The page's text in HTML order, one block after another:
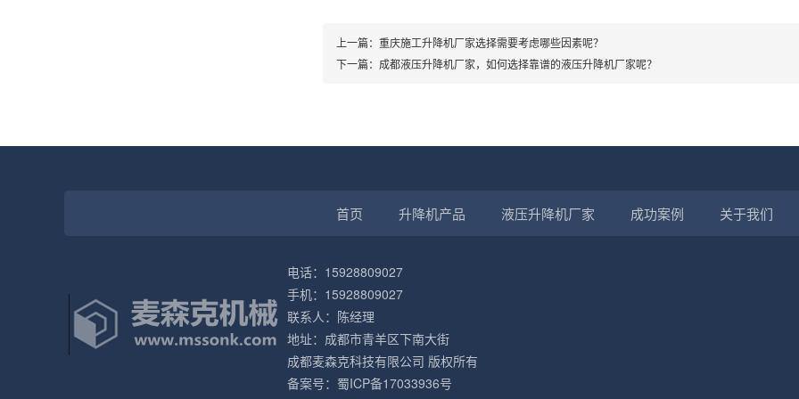
上一篇： ​重庆施工升降机厂家选择需要考虑哪些因素呢？
下一篇： 成都液压升降机厂家，如何选择靠谱的液压升降机厂家呢？
首页 升降机产品 液压升降机厂家 成功案例 关于我们
电话：15928809027
手机：15928809027
联系人：陈经理
地址：成都市青羊区下南大街
成都麦森克科技有限公司 版权所有
备案号： 蜀ICP备17033936号